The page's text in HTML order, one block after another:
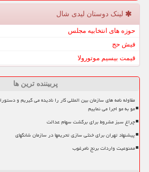
لینک دوستان لیدی شال
حوزه های انتخابیه مجلس
فیش حج
قیمت بیسیم موتورولا
پربیننده ترین ها
مقاوله نامه های سازمان بین المللی کار را نادیده می گیریم و
مو به مو اجرا می نماییم
چراغ سبز مشروط برای برگشت سهام عدالت
پیشنهاد تهران برای خنثی سازی تحریمها در سازمان شانگهای
ممنوعیت واردات برنج نامرغوب